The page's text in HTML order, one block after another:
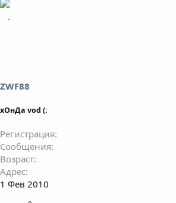
ZWF88
хОнДа vod (:
Регистрация
Сообщения
Возраст
Адрес
1 Фев 2010